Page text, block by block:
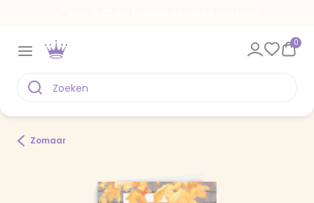
0
Zomaar